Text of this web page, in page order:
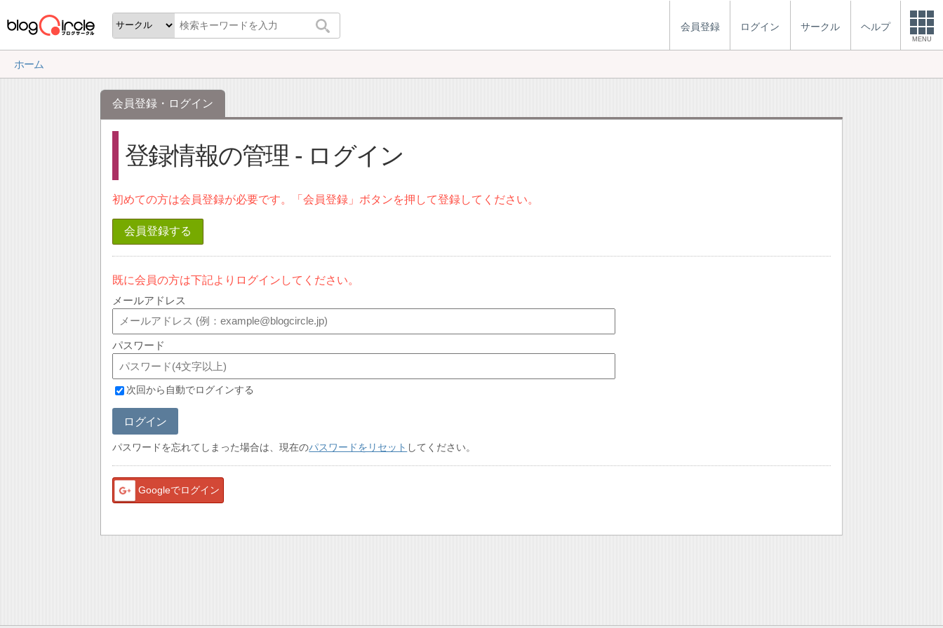
会員登録 ログイン サークル ヘルプ
MENU
ホーム
会員登録・ログイン
登録情報の管理 - ログイン
初めての方は会員登録が必要です。「会員登録」ボタンを押して登録してください。
会員登録する
既に会員の方は下記よりログインしてください。
メールアドレス
パスワード
次回から自動でログインする
ログイン
パスワードを忘れてしまった場合は、現在のパスワードをリセット してください。
Googleでログイン